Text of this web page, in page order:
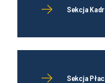
Sekcja Kadr
Sekcja Płac